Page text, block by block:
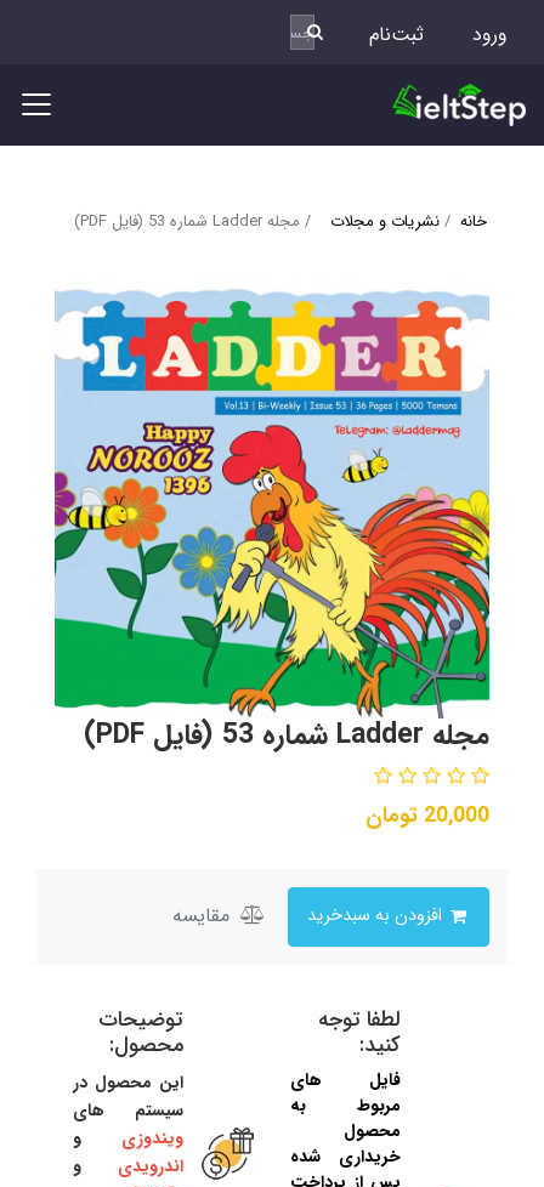
ورود ثبت‌نام
خانه نشریات و مجلات مجله Ladder شماره 53 (فایل PDF)
مجله Ladder شماره 53 (فایل PDF)
20,000 تومان
مقایسه
لطفا توجه
کنید:
فایل های
مربوط به
محصول
خریداری شده
توضیحات
محصول:
این محصول در
سیستم های
ویندوزی و
اندرویدی و